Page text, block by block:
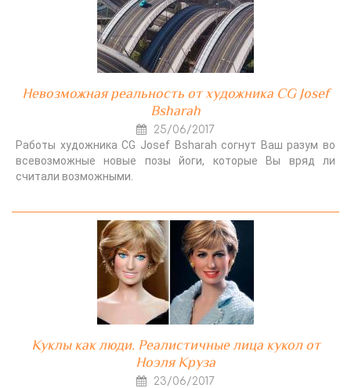
Невозможная реальность от художника CG Josef
Bsharah
25/06/2017
Работы художника CG Josef Bsharah согнут Ваш разум во
всевозможные новые позы йоги, которые Вы вряд ли
считали возможными.
Куклы как люди. Реалистичные лица кукол от
Ноэля Круза
23/06/2017